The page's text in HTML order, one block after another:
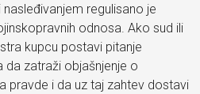
regulisano je
odnosa. Ako sud ili
kupcu postavi pitanje
zatraži objašnjenje o
pravde i da uz taj zahtev dostavi